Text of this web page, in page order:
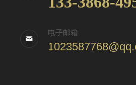
电子邮箱